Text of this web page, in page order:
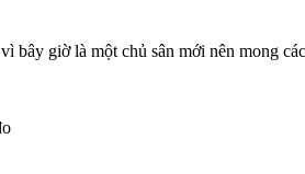
bây giờ là một chủ sân mới nên mong